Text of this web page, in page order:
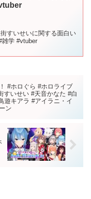
すいせいに関する面白い
雑学 #vtuber
#ホロぐら #ホロライブ
すいせい #天音かなた #白
遊キアラ #アイラニ・イ
ン